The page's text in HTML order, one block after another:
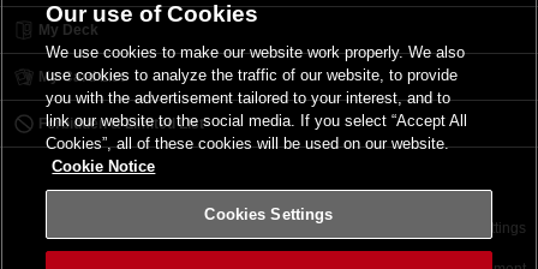
My Deck
My Card List
Forbidden & Limited List
Terms of Use Cookies Settings
Our use of Cookies
We use cookies to make our website work properly. We also
use cookies to analyze the traffic of our website, to provide
you with the advertisement tailored to your interest, and to
link our website to the social media. If you select “Accept All
Cookies”, all of these cookies will be used on our website.
Cookie Notice
Cookies Settings